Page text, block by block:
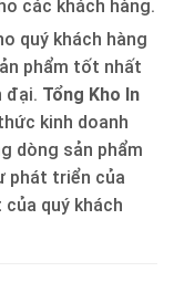
các khách hàng.
quý khách hàng
phẩm tốt nhất
đại. Tổng Kho In
kinh doanh
dòng sản phẩm
phát triển của
quý khách